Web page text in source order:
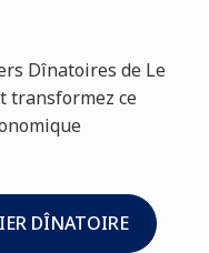
Dînatoires de Le
transformez ce
DÎNATOIRE